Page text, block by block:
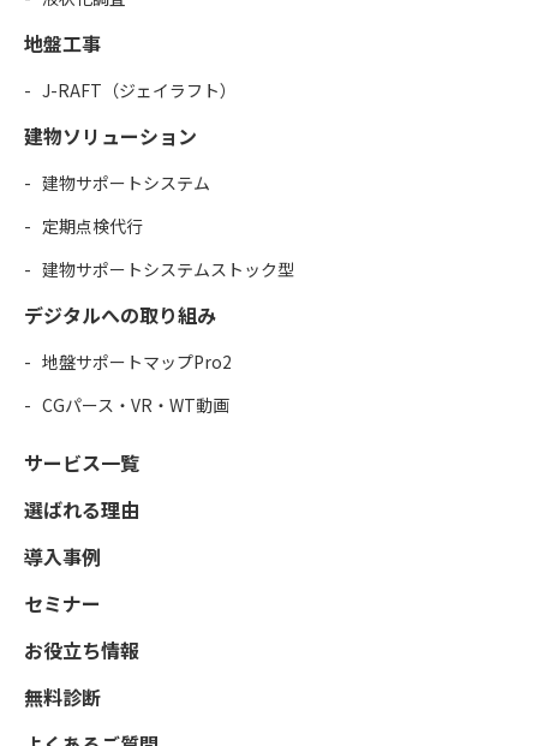
地盤工事
J-RAFT（ジェイラフト）
建物ソリューション
建物サポートシステム
定期点検代行
建物サポートシステムストック型
デジタルへの取り組み
地盤サポートマップPro2
CGパース・VR・WT動画
サービス一覧
選ばれる理由
導入事例
セミナー
お役立ち情報
無料診断